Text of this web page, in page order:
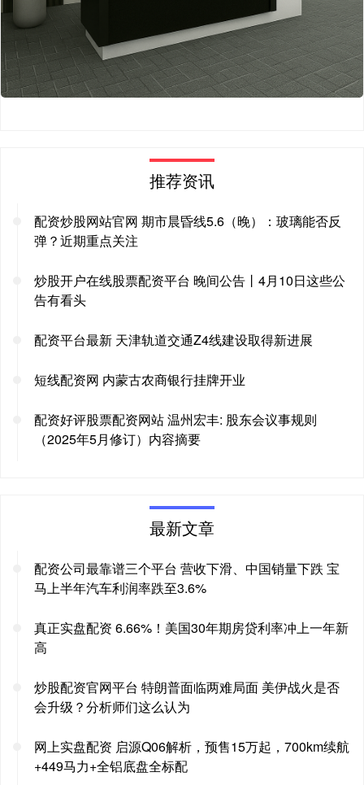
推荐资讯
配资炒股网站官网 期市晨昏线5.6（晚）：玻璃能否反
弹？近期重点关注
炒股开户在线股票配资平台 晚间公告丨4月10日这些公
告有看头
配资平台最新 天津轨道交通Z4线建设取得新进展
短线配资网 内蒙古农商银行挂牌开业
配资好评股票配资网站 温州宏丰: 股东会议事规则
（2025年5月修订）内容摘要
最新文章
配资公司最靠谱三个平台 营收下滑、中国销量下跌 宝
马上半年汽车利润率跌至3.6%
真正实盘配资 6.66%！美国30年期房贷利率冲上一年新
高
炒股配资官网平台 特朗普面临两难局面 美伊战火是否
会升级？分析师们这么认为
网上实盘配资 启源Q06解析，预售15万起，700km续航
+449马力+全铝底盘全标配